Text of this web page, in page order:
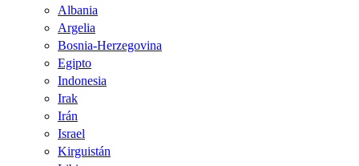
Albania
Argelia
Bosnia-Herzegovina
Egipto
Indonesia
Irak
Irán
Israel
Kirguistán